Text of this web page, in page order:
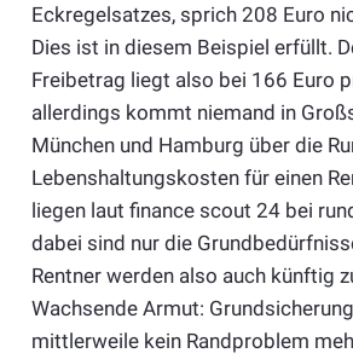
Eckregelsatzes, sprich 208 Euro
Dies ist in diesem Beispiel erfüllt.
Freibetrag liegt also bei 166 Euro
allerdings kommt niemand in
München und Hamburg über die
Lebenshaltungskosten für einen
liegen laut finance scout 24 bei
dabei sind nur die
Rentner werden also auch künftig
Wachsende Armut:
mittlerweile kein Randproblem